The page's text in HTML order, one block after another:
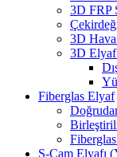
3D FRP
3D Hava
3D
Fiberglas Elyaf
S-Cam Elyafı